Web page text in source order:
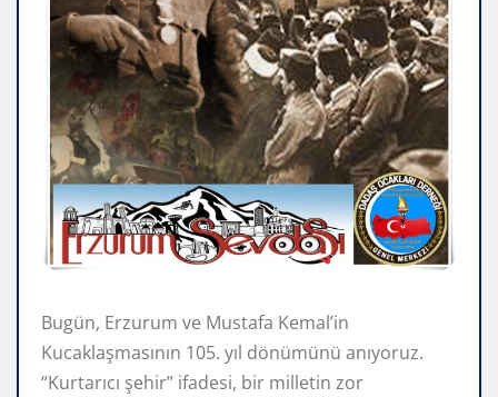
Bugün, Erzurum ve Mustafa Kemal’in
Kucaklaşmasının 105. yıl dönümünü anıyoruz.
“Kurtarıcı şehir” ifadesi, bir milletin zor